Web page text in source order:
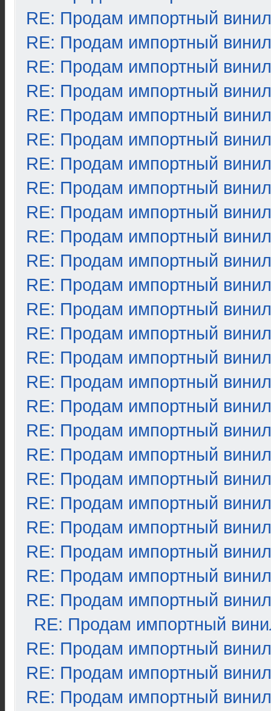
RE: Продам импортный винил
RE: Продам импортный винил
RE: Продам импортный винил
RE: Продам импортный винил
RE: Продам импортный винил
RE: Продам импортный винил
RE: Продам импортный винил
RE: Продам импортный винил
RE: Продам импортный винил
RE: Продам импортный винил
RE: Продам импортный винил
RE: Продам импортный винил
RE: Продам импортный винил
RE: Продам импортный винил
RE: Продам импортный винил
RE: Продам импортный винил
RE: Продам импортный винил
RE: Продам импортный винил
RE: Продам импортный винил
RE: Продам импортный винил
RE: Продам импортный винил
RE: Продам импортный винил
RE: Продам импортный винил
RE: Продам импортный винил
RE: Продам импортный винил
RE: Продам импортный
RE: Продам импортный винил
RE: Продам импортный винил
RE: Продам импортный винил